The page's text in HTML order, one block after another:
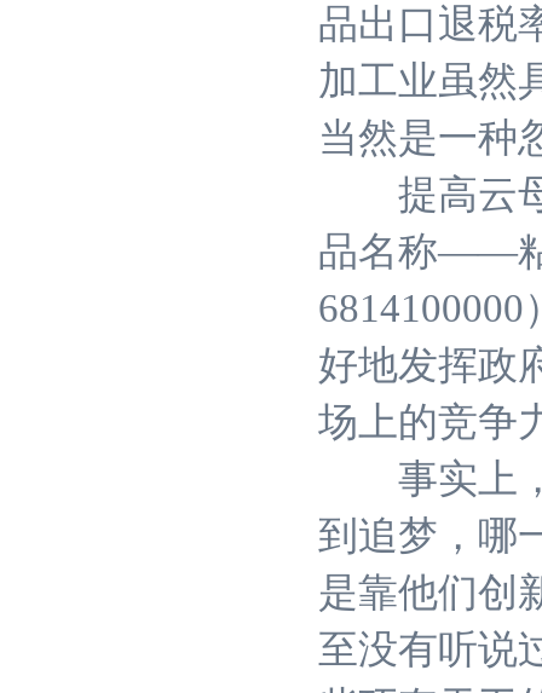
品出口退税
加工业虽然
当然是一种
提高云母
品名称——
好地发挥政
场上的竞争
事实上，
到追梦，哪
是靠他们创
至没有听说